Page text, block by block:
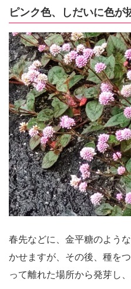
ピンク色、しだいに色が
春先などに、金平糖のよう
かせますが、その後、種を
って離れた場所から発芽し